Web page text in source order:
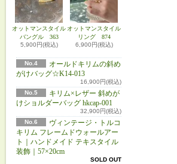
オットマンスタイル
バングル 363
5,900円(税込)
オットマンスタイル
リング 874
6,900円(税込)
No.4
オールドキリムの斜め
がけバッグ☆K14-013
16,900円(税込)
No.5
キリム×レザー 斜めが
けショルダーバッグ hkcap-001
32,900円(税込)
No.6
ヴィンテージ・トルコ
キリム フレームドウォールアー
ト｜ハンドメイド テキスタイル
装飾｜57×20cm
SOLD OUT